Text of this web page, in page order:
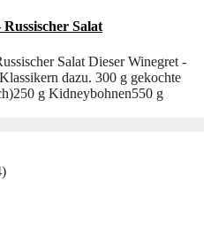
Salat
Salat Dieser Winegret -
dazu. 300 g gekochte
g Kidneybohnen550 g